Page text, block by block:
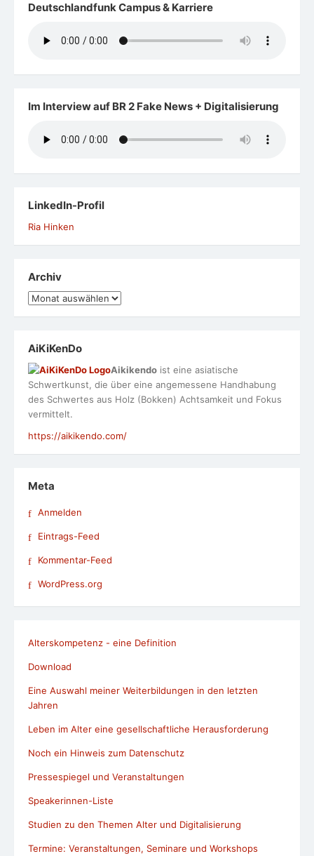
Deutschlandfunk Campus & Karriere
Im Interview auf BR 2 Fake News + Digitalisierung
LinkedIn-Profil
Ria Hinken
Archiv
Archiv
AiKiKenDo
Aikikendo ist eine asiatische
Schwertkunst, die über eine angemessene Handhabung
des Schwertes aus Holz (Bokken) Achtsamkeit und Fokus
vermittelt.
https://aikikendo.com/
Meta
Anmelden
Eintrags-Feed
Kommentar-Feed
WordPress.org
Alterskompetenz - eine Definition
Download
Eine Auswahl meiner Weiterbildungen in den letzten
Jahren
Leben im Alter eine gesellschaftliche Herausforderung
Noch ein Hinweis zum Datenschutz
Pressespiegel und Veranstaltungen
Speakerinnen-Liste
Studien zu den Themen Alter und Digitalisierung
Termine: Veranstaltungen, Seminare und Workshops